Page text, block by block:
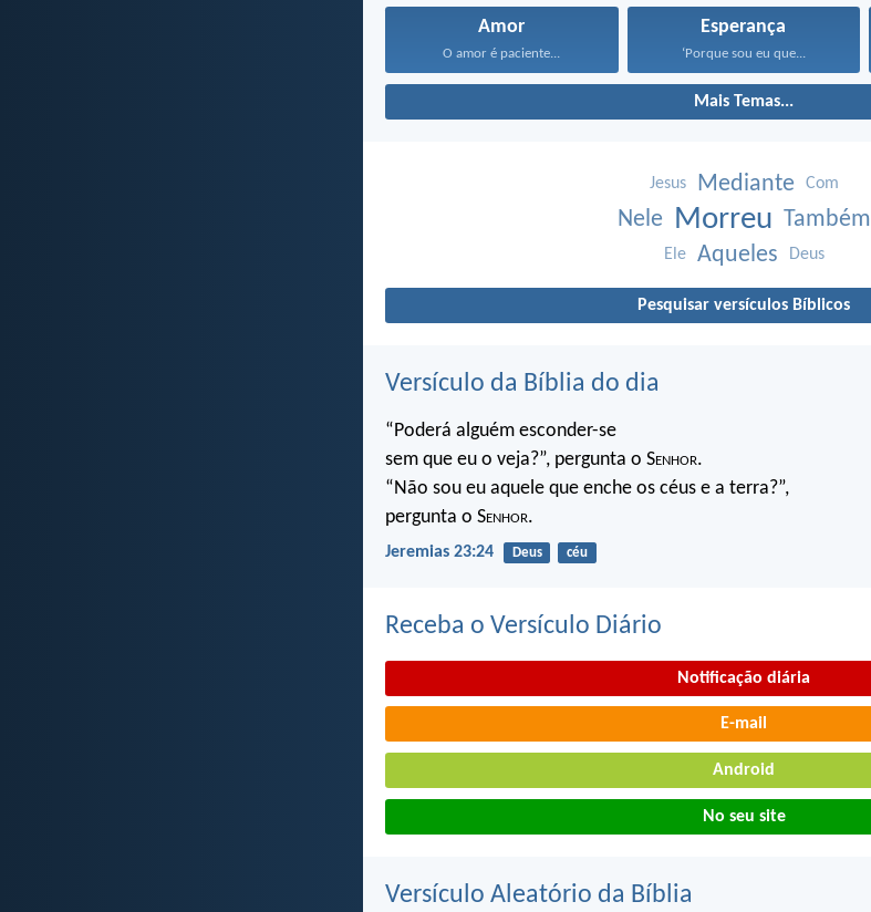
Amor
O amor é paciente...
Esperança
‘Porque sou eu que...
Mais Temas...
Jesus Mediante Com
Nele Morreu Também
Ele Aqueles Deus
Pesquisar versículos Bíblicos
Versículo da Bíblia do dia
“Poderá alguém esconder-se
sem que eu o veja?”, pergunta o Senhor.
“Não sou eu aquele que enche os céus e a terra?”,
pergunta o Senhor.
Jeremias 23:24 Deus céu
Receba o Versículo Diário
Notificação diária
E-mail
Android
No seu site
Versículo Aleatório da Bíblia